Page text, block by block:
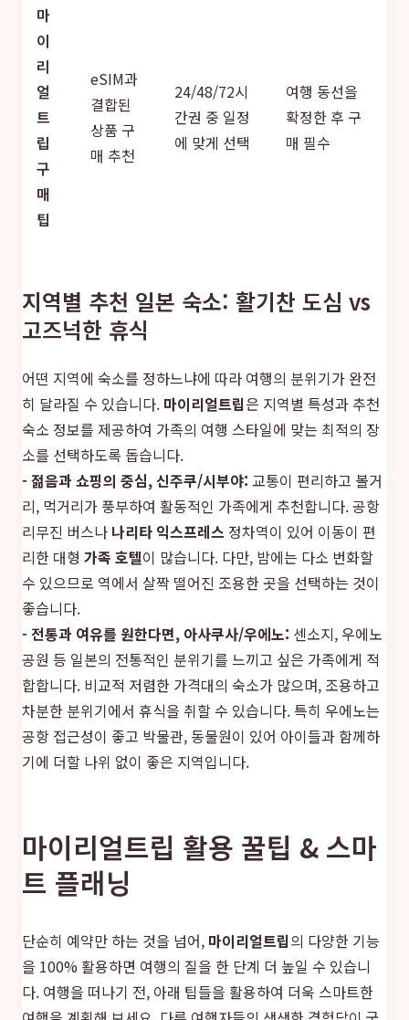
마
이
리
얼
트
립
구
매
팁
eSIM과
결합된
상품 구
매 추천
24/48/72시
간권 중 일정
에 맞게 선택
여행 동선을
확정한 후 구
매 필수
지역별 추천 일본 숙소: 활기찬 도심 vs
고즈넉한 휴식
어떤 지역에 숙소를 정하느냐에 따라 여행의 분위기가 완전
히 달라질 수 있습니다. 마이리얼트립은 지역별 특성과 추천
숙소 정보를 제공하여 가족의 여행 스타일에 맞는 최적의 장
소를 선택하도록 돕습니다.
- 젊음과 쇼핑의 중심, 신주쿠/시부야: 교통이 편리하고 볼거
리, 먹거리가 풍부하여 활동적인 가족에게 추천합니다. 공항
리무진 버스나 나리타 익스프레스 정차역이 있어 이동이 편
리한 대형 가족 호텔이 많습니다. 다만, 밤에는 다소 번화할
수 있으므로 역에서 살짝 떨어진 조용한 곳을 선택하는 것이
좋습니다.
- 전통과 여유를 원한다면, 아사쿠사/우에노: 센소지, 우에노
공원 등 일본의 전통적인 분위기를 느끼고 싶은 가족에게 적
합합니다. 비교적 저렴한 가격대의 숙소가 많으며, 조용하고
차분한 분위기에서 휴식을 취할 수 있습니다. 특히 우에노는
공항 접근성이 좋고 박물관, 동물원이 있어 아이들과 함께하
기에 더할 나위 없이 좋은 지역입니다.
마이리얼트립 활용 꿀팁 & 스마
트 플래닝
단순히 예약만 하는 것을 넘어, 마이리얼트립의 다양한 기능
을 100% 활용하면 여행의 질을 한 단계 더 높일 수 있습니
다. 여행을 떠나기 전, 아래 팁들을 활용하여 더욱 스마트한